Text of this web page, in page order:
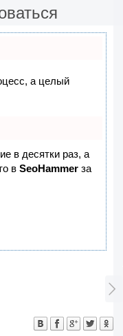
а целый
в десятки раз, а
в SeoHammer за
